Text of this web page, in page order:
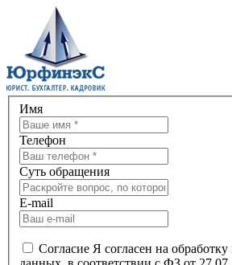
Имя
Телефон
Суть обращения
E-mail
Согласие Я согласен на